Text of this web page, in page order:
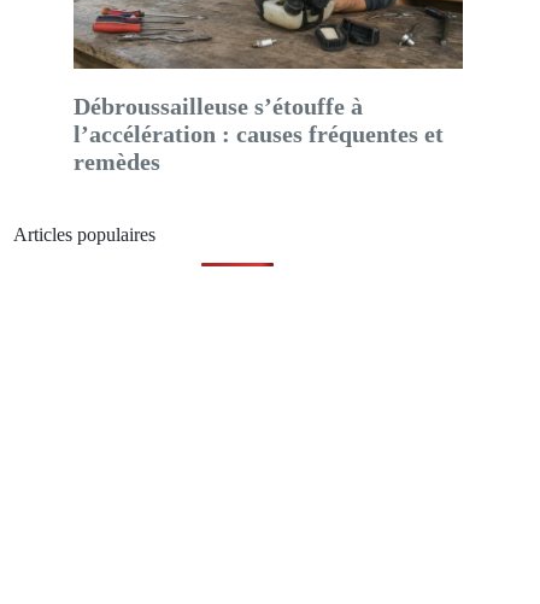
Débroussailleuse s’étouffe à
l’accélération : causes fréquentes et
remèdes
Articles populaires